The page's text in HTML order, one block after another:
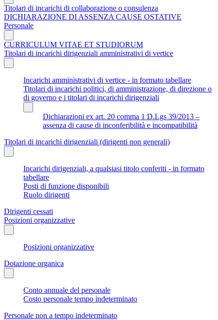
Titolari di incarichi di collaborazione o consulenza
DICHIARAZIONE DI ASSENZA CAUSE OSTATIVE
Personale
CURRICULUM VITAE ET STUDIORUM
Titolari di incarichi dirigenziali amministrativi di vertice
Incarichi amministrativi di vertice - in formato tabellare
Titolari di incarichi politici, di amministrazione, di direzione o
di governo e i titolari di incarichi dirigenziali
Dichiarazioni ex art. 20 comma 1 D.Lgs 39/2013 –
assenza di cause di inconferibilità e incompatibilità
Titolari di incarichi dirigenziali (dirigenti non generali)
Incarichi dirigenziali, a qualsiasi titolo conferiti - in formato
tabellare
Posti di funzione disponibili
Ruolo dirigenti
Dirigenti cessati
Posizioni organizzative
Posizioni organizzative
Dotazione organica
Conto annuale del personale
Costo personale tempo indeterminato
Personale non a tempo indeterminato